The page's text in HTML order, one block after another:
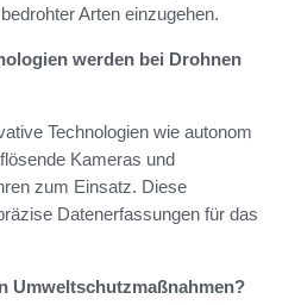
Arten einzugehen.
werden bei Drohnen
Technologien wie autonom
Kameras und
zum Einsatz. Diese
Datenerfassungen für das
Umweltschutzmaßnahmen?